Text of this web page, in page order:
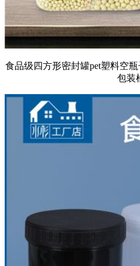
食品级四方形密封罐pet塑料空
包装